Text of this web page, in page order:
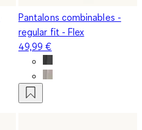
Pantalons combinables -
regular fit - Flex
49,99 €